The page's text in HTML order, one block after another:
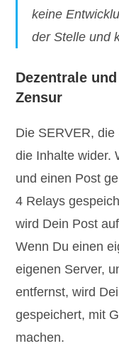
keine
der Stelle und
Dezentrale
Zensur
Die SERVER, die
die Inhalte wider.
und einen Post
4 Relays
wird Dein Post
Wenn Du einen
eigenen Server,
entfernst, wird
gespeichert, mit
machen.